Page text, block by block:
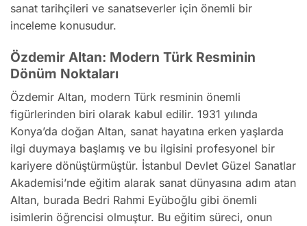
sanat tarihçileri ve sanatseverler için önemli bir
inceleme konusudur.
Özdemir Altan: Modern Türk Resminin
Dönüm Noktaları
Özdemir Altan, modern Türk resminin önemli
figürlerinden biri olarak kabul edilir. 1931 yılında
Konya’da doğan Altan, sanat hayatına erken yaşlarda
ilgi duymaya başlamış ve bu ilgisini profesyonel bir
kariyere dönüştürmüştür. İstanbul Devlet Güzel Sanatlar
Akademisi’nde eğitim alarak sanat dünyasına adım atan
Altan, burada Bedri Rahmi Eyüboğlu gibi önemli
isimlerin öğrencisi olmuştur. Bu eğitim süreci, onun